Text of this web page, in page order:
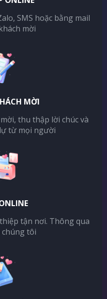
SMS hoặc bằng mail
mời
MỜI
thu thập lời chúc và
từ mọi người
tận nơi. Thông qua
chúng tôi